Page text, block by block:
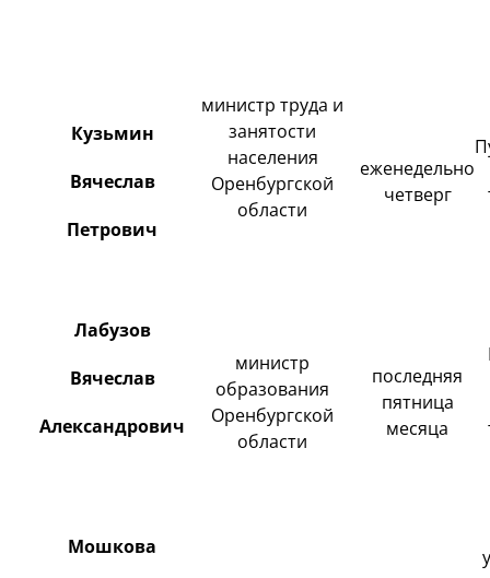
Кузьмин
Вячеслав
Петрович
министр труда и
занятости
населения
Оренбургской
области
еженедельно
четверг
Лабузов
Вячеслав
Александрович
министр
образования
Оренбургской
области
последняя
пятница
месяца
Мошкова